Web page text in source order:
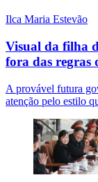
Ilca Maria Estevão
Visual da filha
fora das regras
A provável futura
atenção pelo estilo